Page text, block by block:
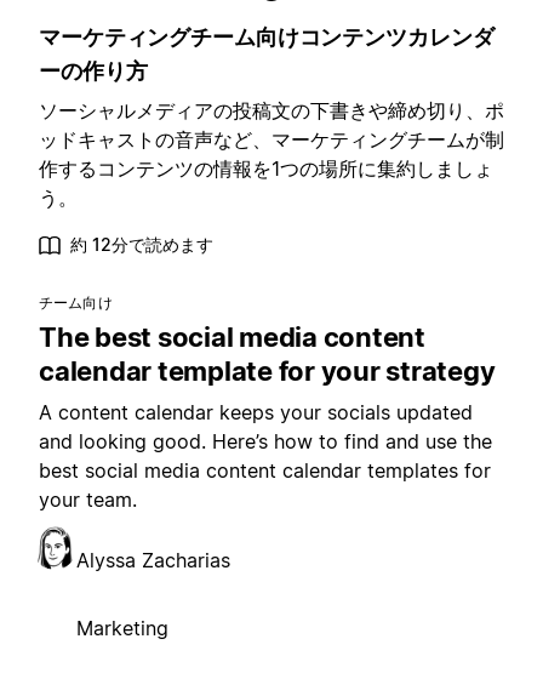
マーケティングチーム向けコンテンツカレンダ
ーの作り方
ソーシャルメディアの投稿文の下書きや締め切り、ポ
ッドキャストの音声など、マーケティングチームが制
作するコンテンツの情報を1つの場所に集約しましょ
う。
約 12分で読めます
チーム向け
The best social media content
calendar template for your strategy
A content calendar keeps your socials updated
and looking good. Here’s how to find and use the
best social media content calendar templates for
your team.
Alyssa Zacharias
Marketing